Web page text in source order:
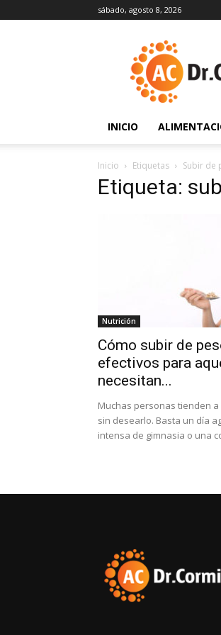
sábado, agosto 8, 2026
INICIO
Inicio Etiquetas Subir de
Etiqueta:
Nutrición
Cómo subir de
efectivos para
necesitan...
Muchas personas tienden
sin desearlo. Basta un día
intensa de gimnasia o una